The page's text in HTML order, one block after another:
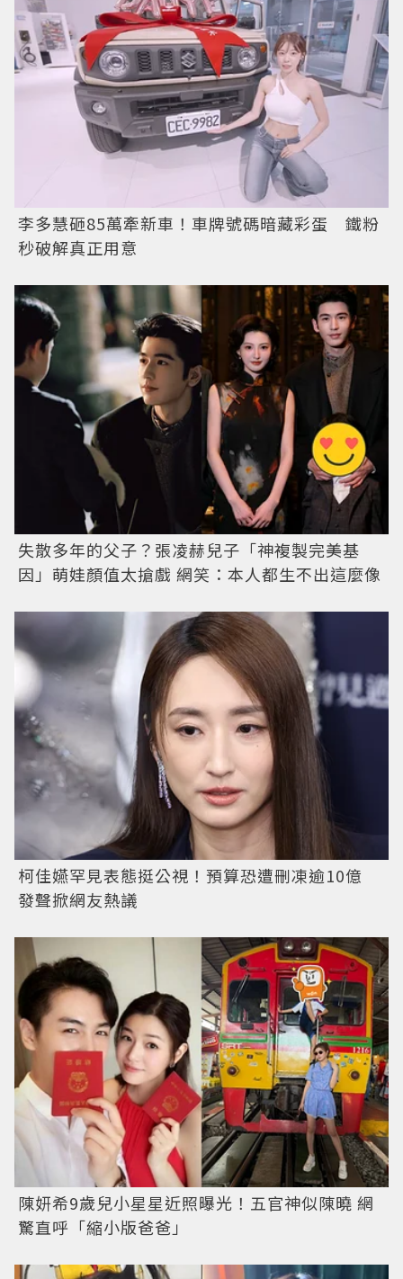
李多慧砸85萬牽新車！車牌號碼暗藏彩蛋 鐵粉
秒破解真正用意
失散多年的父子？張凌赫兒子「神複製完美基
因」萌娃顏值太搶戲 網笑：本人都生不出這麼像
柯佳嬿罕見表態挺公視！預算恐遭刪凍逾10億
發聲掀網友熱議
陳妍希9歲兒小星星近照曝光！五官神似陳曉 網
驚直呼「縮小版爸爸」